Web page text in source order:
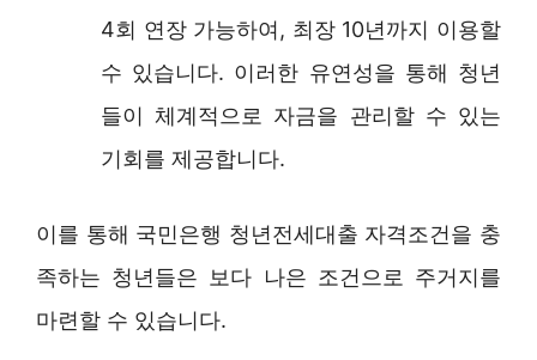
4회 연장 가능하여, 최장 10년까지 이용할
수 있습니다. 이러한 유연성을 통해 청년
들이 체계적으로 자금을 관리할 수 있는
기회를 제공합니다.
이를 통해 국민은행 청년전세대출 자격조건을 충
족하는 청년들은 보다 나은 조건으로 주거지를
마련할 수 있습니다.